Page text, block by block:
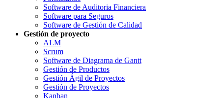
Software de Auditoria Financiera
Software para Seguros
Software de Gestión de Calidad
Gestión de proyecto
ALM
Scrum
Software de Diagrama de Gantt
Gestión de Productos
Gestión Ágil de Proyectos
Gestión de Proyectos
Kanban